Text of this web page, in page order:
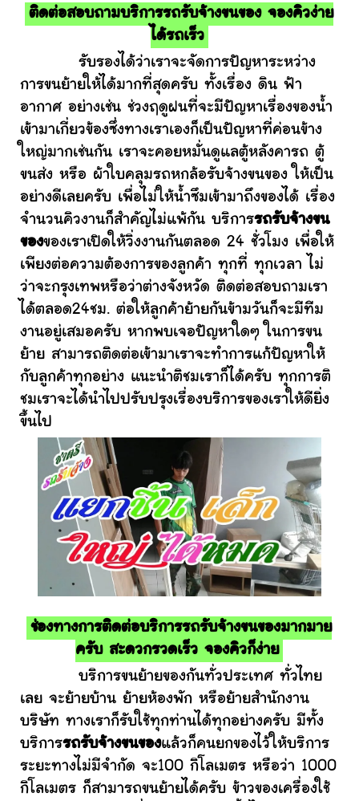
ติดต่อสอบถามบริการรถรับจ้างขนของ จองคิวง่าย
ได้รถเร็ว
รับรองได้ว่าเราจะจัดการปัญหาระหว่าง
การขนย้ายให้ได้มากที่สุดครับ ทั้งเรื่อง ดิน ฟ้า
อากาศ อย่างเช่น ช่วงฤดูฝนที่จะมีปัญหาเรื่องของน้ำ
เข้ามาเกี่ยวข้องซึ่งทางเราเองก็เป็นปัญหาที่ค่อนข้าง
ใหญ่มากเช่นกัน เราจะคอยหมั่นดูแลตู้หลังคารถ ตู้
ขนส่ง หรือ ผ้าใบคลุมรถหกล้อรับจ้างขนของ ให้เป็น
อย่างดีเลยครับ เพื่อไม่ให้น้ำซึมเข้ามาถึงของได้ เรื่อง
จำนวนคิวงานก็สำคัญไม่แพ้กัน บริการรถรับจ้างขน
ของของเราเปิดให้วิ่งงานกันตลอด 24 ชั่วโมง เพื่อให้
เพียงต่อความต้องการของลูกค้า ทุกที่ ทุกเวลา ไม่
ว่าจะกรุงเทพหรือว่าต่างจังหวัด ติดต่อสอบถามเรา
ได้ตลอด24ชม. ต่อให้ลูกค้าย้ายกันข้ามวันก็จะมีทีม
งานอยู่เสมอครับ หากพบเจอปัญหาใดๆ ในการขน
ย้าย สามารถติดต่อเข้ามาเราจะทำการแก้ปัญหาให้
กับลูกค้าทุกอย่าง แนะนำติชมเราก็ได้ครับ ทุกการติ
ชมเราจะได้นำไปปรับปรุงเรื่องบริการของเราให้ดียิ่ง
ขึ้นไป
ช่องทางการติดต่อบริการรถรับจ้างขนของมากมาย
ครับ สะดวกรวดเร็ว จองคิวก็ง่าย
บริการขนย้ายของกันทั่วประเทศ ทั่วไทย
เลย จะย้ายบ้าน ย้ายห้องพัก หรือย้ายสำนักงาน
บริษัท ทางเราก็รับใช้ทุกท่านได้ทุกอย่างครับ มีทั้ง
บริการรถรับจ้างขนของแล้วก็คนยกของไว้ให้บริการ
ระยะทางไม่มีจำกัด จะ100 กิโลเมตร หรือว่า 1000
กิโลเมตร ก็สามารถขนย้ายได้ครับ ข้าวของเครื่องใช้